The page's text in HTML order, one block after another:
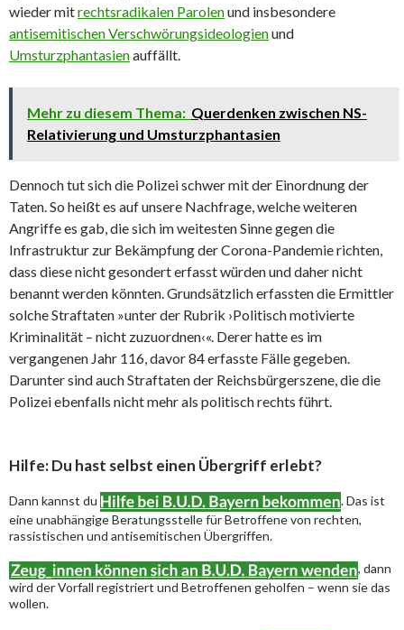
wieder mitrechtsradikalen Parolenund insbesondere
antisemitischen Verschwörungsideologienund
Umsturzphantasienauffällt.
Mehr zu diesem Thema: Querdenken zwischen NS-
Relativierung und Umsturzphantasien
Dennoch tut sich die Polizei schwer mit der Einordnung der
Taten. So heißt es auf unsere Nachfrage, welche weiteren
Angriffe es gab, die sich im weitesten Sinne gegen die
Infrastruktur zur Bekämpfung der Corona-Pandemie richten,
dass diese nicht gesondert erfasst würden und daher nicht
benannt werden könnten. Grundsätzlich erfassten die Ermittler
solche Straftaten »unter der Rubrik ›Politisch motivierte
Kriminalität – nicht zuzuordnen‹«. Derer hatte es im
vergangenen Jahr 116, davor 84 erfasste Fälle gegeben.
Darunter sind auch Straftaten der Reichsbürgerszene, die die
Polizei ebenfalls nicht mehr als politisch rechts führt.
Hilfe: Du hast selbst einen Übergriff erlebt?
Dann kannst du
. Das ist
eine unabhängige Beratungsstelle für Betroffene von rechten,
rassistischen und antisemitischen Übergriffen.
, dann
wird der Vorfall registriert und Betroffenen geholfen – wenn sie das
wollen.